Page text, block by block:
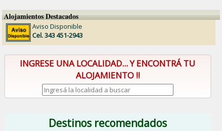
Alojamientos Destacados
Aviso Disponible
Cel. 343 451-2943
INGRESE UNA LOCALIDAD... Y ENCONTRÁ TU
ALOJAMIENTO !!
Destinos recomendados